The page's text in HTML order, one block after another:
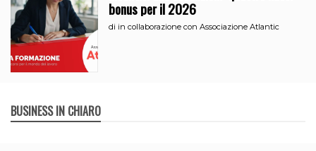
bonus per il 2026
di in collaborazione con Associazione Atlantic
BUSINESS IN CHIARO